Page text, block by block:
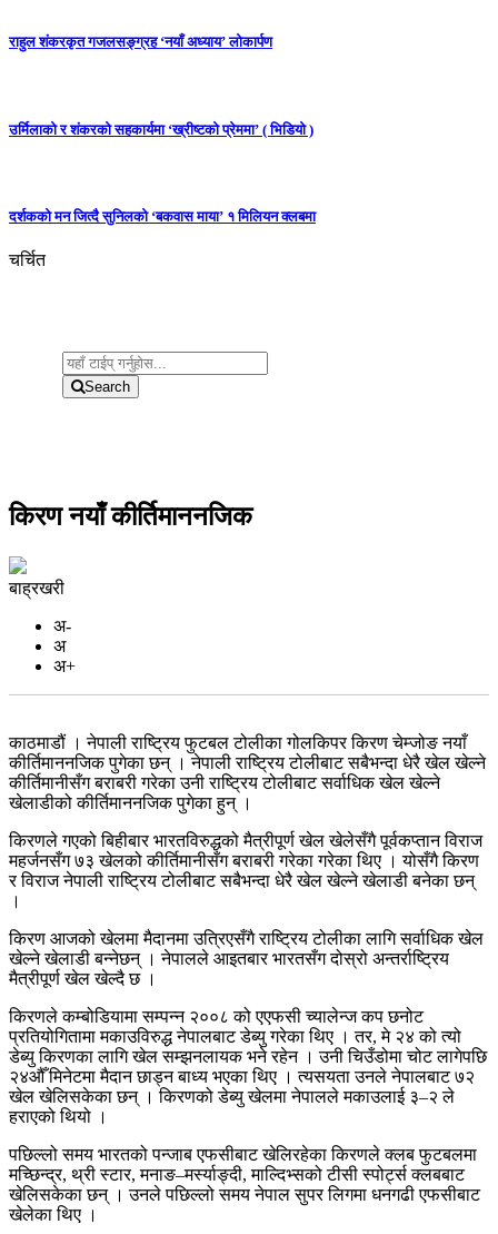
राहुल शंकरकृत गजलसङ्ग्रह ‘नयाँ अध्याय’ लोकार्पण
उर्मिलाको र शंकरको सहकार्यमा ‘ख्रीष्टको प्रेममा’ ( भिडियो )
दर्शकको मन जित्दै सुनिलको ‘बकवास माया’ १ मिलियन क्लबमा
चर्चित
Search
किरण नयाँ कीर्तिमाननजिक
बाह्रखरी
अ-
अ
अ+
काठमाडौं । नेपाली राष्ट्रिय फुटबल टोलीका गोलकिपर किरण चेम्जोङ नयाँ
कीर्तिमाननजिक पुगेका छन् । नेपाली राष्ट्रिय टोलीबाट सबैभन्दा धेरै खेल खेल्ने
कीर्तिमानीसँग बराबरी गरेका उनी राष्ट्रिय टोलीबाट सर्वाधिक खेल खेल्ने
खेलाडीको कीर्तिमाननजिक पुगेका हुन् ।
किरणले गएको बिहीबार भारतविरुद्धको मैत्रीपूर्ण खेल खेलेसँगै पूर्वकप्तान विराज
महर्जनसँग ७३ खेलको कीर्तिमानीसँग बराबरी गरेका गरेका थिए । योसँगै किरण
र विराज नेपाली राष्ट्रिय टोलीबाट सबैभन्दा धेरै खेल खेल्ने खेलाडी बनेका छन्
।
किरण आजको खेलमा मैदानमा उत्रिएसँगै राष्ट्रिय टोलीका लागि सर्वाधिक खेल
खेल्ने खेलाडी बन्नेछन् । नेपालले आइतबार भारतसँग दोस्रो अन्तर्राष्ट्रिय
मैत्रीपूर्ण खेल खेल्दै छ ।
किरणले कम्बोडियामा सम्पन्न २००८ को एएफसी च्यालेन्ज कप छनोट
प्रतियोगितामा मकाउविरुद्ध नेपालबाट डेब्यु गरेका थिए । तर, मे २४ को त्यो
डेब्यु किरणका लागि खेल सम्झनलायक भने रहेन । उनी चिउँडोमा चोट लागेपछि
२४औँ मिनेटमा मैदान छाड्न बाध्य भएका थिए । त्यसयता उनले नेपालबाट ७२
खेल खेलिसकेका छन् । किरणको डेब्यु खेलमा नेपालले मकाउलाई ३–२ ले
हराएको थियो ।
पछिल्लो समय भारतको पन्जाब एफसीबाट खेलिरहेका किरणले क्लब फुटबलमा
मच्छिन्द्र, थ्री स्टार, मनाङ–मर्स्याङ्दी, माल्दिभ्सको टीसी स्पोर्ट्स क्लबबाट
खेलिसकेका छन् । उनले पछिल्लो समय नेपाल सुपर लिगमा धनगढी एफसीबाट
खेलेका थिए ।